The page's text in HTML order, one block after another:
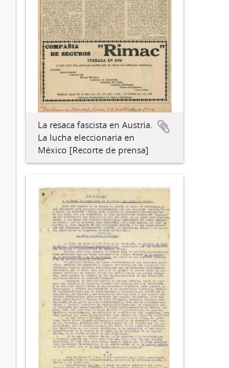
La resaca fascista en Austria.
La lucha eleccionaria en
México [Recorte de prensa]